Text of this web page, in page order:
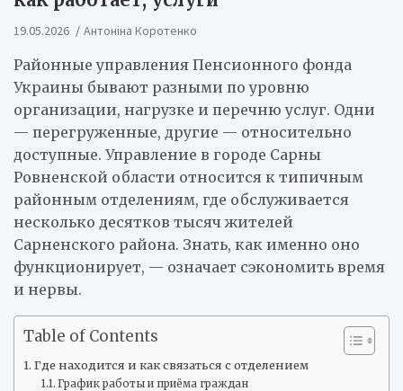
19.05.2026 Антоніна Коротенко
Районные управления Пенсионного фонда
Украины бывают разными по уровню
организации, нагрузке и перечню услуг. Одни
— перегруженные, другие — относительно
доступные. Управление в городе Сарны
Ровненской области относится к типичным
районным отделениям, где обслуживается
несколько десятков тысяч жителей
Сарненского района. Знать, как именно оно
функционирует, — означает сэкономить время
и нервы.
Table of Contents
Где находится и как связаться с отделением
График работы и приёма граждан